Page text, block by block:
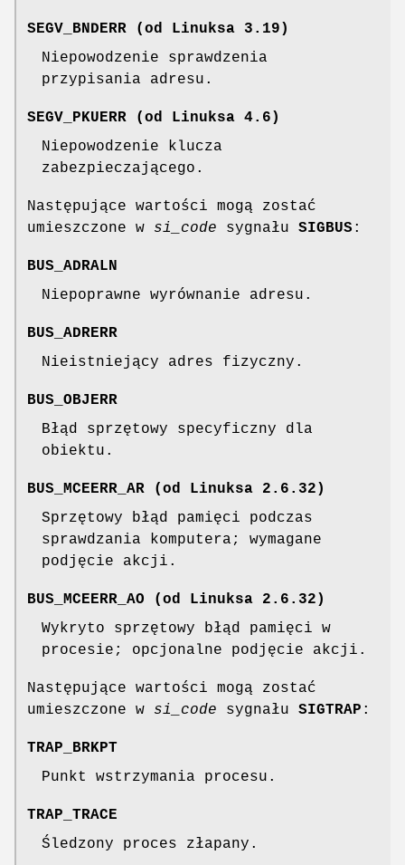
SEGV_BNDERR (od Linuksa 3.19)
Niepowodzenie sprawdzenia
przypisania adresu.
SEGV_PKUERR (od Linuksa 4.6)
Niepowodzenie klucza
zabezpieczającego.
Następujące wartości mogą zostać
umieszczone w si_code sygnału SIGBUS :
BUS_ADRALN
Niepoprawne wyrównanie adresu.
BUS_ADRERR
Nieistniejący adres fizyczny.
BUS_OBJERR
Błąd sprzętowy specyficzny dla
obiektu.
BUS_MCEERR_AR (od Linuksa 2.6.32)
Sprzętowy błąd pamięci podczas
sprawdzania komputera; wymagane
podjęcie akcji.
BUS_MCEERR_AO (od Linuksa 2.6.32)
Wykryto sprzętowy błąd pamięci w
procesie; opcjonalne podjęcie akcji.
Następujące wartości mogą zostać
umieszczone w si_code sygnału SIGTRAP :
TRAP_BRKPT
Punkt wstrzymania procesu.
TRAP_TRACE
Śledzony proces złapany.